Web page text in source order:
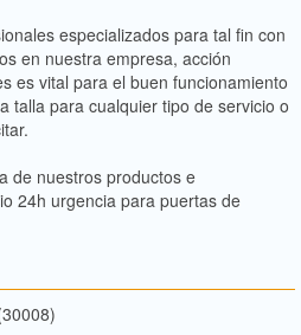
especializados para tal fin con
en nuestra empresa, acción
es vital para el buen funcionamiento
talla para cualquier tipo de servicio o
de nuestros productos e
24h urgencia para puertas de